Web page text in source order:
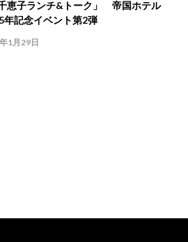
千恵子ランチ&トーク」 帝国ホテル
年記念イベント第2弾
1月29日